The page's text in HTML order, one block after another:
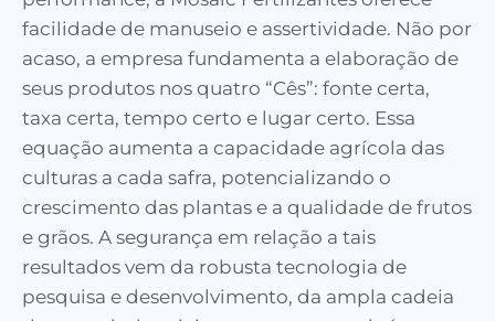
facilidade de manuseio e assertividade. Não por
acaso, a empresa fundamenta a elaboração de
seus produtos nos quatro “Cês”: fonte certa,
taxa certa, tempo certo e lugar certo. Essa
equação aumenta a capacidade agrícola das
culturas a cada safra, potencializando o
crescimento das plantas e a qualidade de frutos
e grãos. A segurança em relação a tais
resultados vem da robusta tecnologia de
pesquisa e desenvolvimento, da ampla cadeia